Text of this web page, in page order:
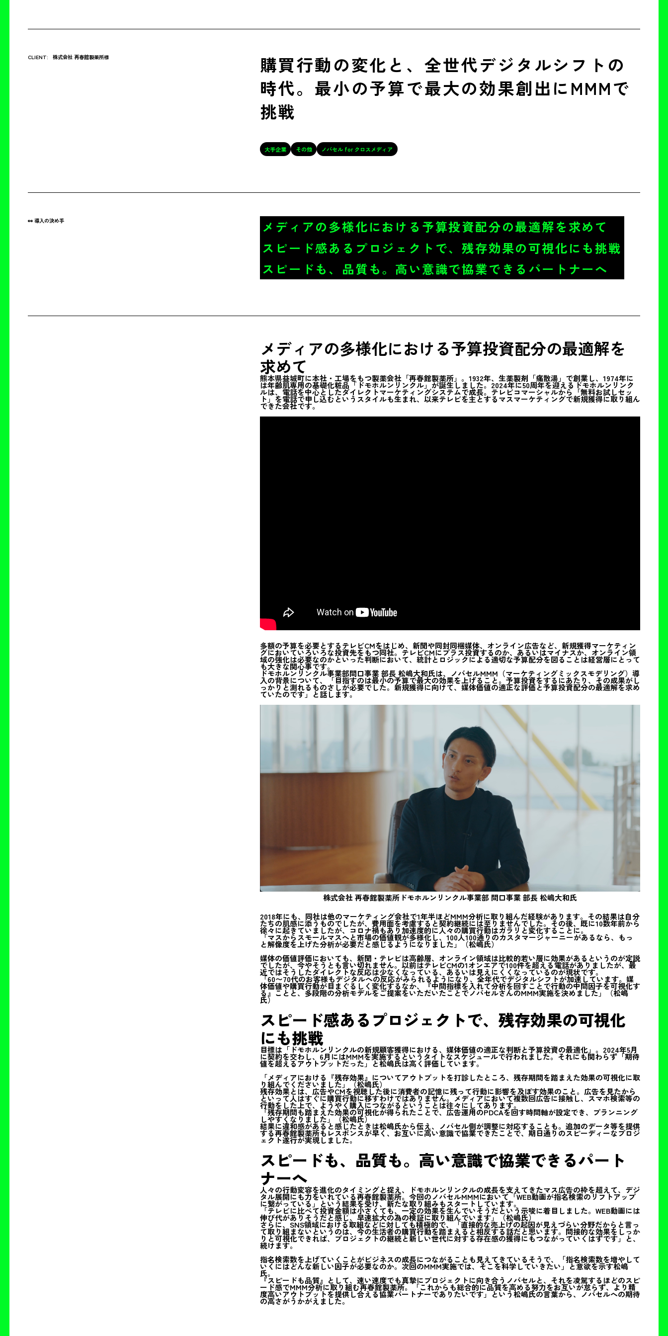
CLIENT: 株式会社 再春館製薬所様
購買行動の変化と、全世代デジタルシフトの
時代。最小の予算で最大の効果創出にMMMで
挑戦
大手企業 その他 ノバセル for クロスメディア
👀 導入の決め手
メディアの多様化における予算投資配分の最適解を求めて
スピード感あるプロジェクトで、残存効果の可視化にも挑戦
スピードも、品質も。高い意識で協業できるパートナーへ
メディアの多様化における予算投資配分の最適解を
求めて
熊本県益城町に本社・工場をもつ製薬会社「再春館製薬所」。1932年、生薬製剤「痛散湯」で創業し、1974年に
は年齢肌専用の基礎化粧品「ドモホルンリンクル」が誕生しました。2024年に50周年を迎えるドモホルンリンク
ルは、電話を中心としたダイレクトマーケティングシステムで成長。テレビコマーシャルから「無料お試しセッ
ト」を電話で申し込むというスタイルも生まれ、以来テレビを主とするマスマーケティングで新規獲得に取り組ん
できた会社です。
多額の予算を必要とするテレビCMをはじめ、新聞や同封同梱媒体、オンライン広告など、新規獲得マーケティン
グにおいていろいろな投資先をもつ同社。テレビCMにプラス投資するのか、あるいはマイナスか、オンライン領
域の強化は必要なのかといった判断において、統計とロジックによる適切な予算配分を図ることは経営層にとって
も大きな関心事です。
ドモホルンリンクル事業部間口事業 部長 松嶋大和氏は、ノバセルMMM（マーケティングミックスモデリング）導
入の背景について、「目指すのは最小の予算で最大の効果を上げること。予算投資をするにあたり、その成果がし
っかりと測れるものさしが必要でした。新規獲得に向けて、媒体価値の適正な評価と予算投資配分の最適解を求め
ていたのです」と話します。
株式会社 再春館製薬所ドモホルンリンクル事業部 間口事業 部長 松嶋大和氏
2018年にも、同社は他のマーケティング会社で1年半ほどMMM分析に取り組んだ経験があります。その結果は自分
たちの肌感に添うものでしたが、費用面を考慮すると契約継続には至りませんでした。その後、既に10数年前から
徐々に起きていましたが、コロナ禍もあり加速度的に人々の購買行動はガラリと変化することに。
「マスからスモールマスへと市場の価値観が多様化し、100人100通りのカスタマージャーニーがあるなら、もっ
と解像度を上げた分析が必要だと感じるようになりました」（松嶋氏）
媒体の価値評価においても、新聞・テレビは高齢層、オンライン領域は比較的若い層に効果があるというのが定説
でしたが、今やそうとも言い切れません。以前はテレビCMの1オンエアで100件を超える電話がありましたが、最
近ではそうしたダイレクトな反応は少なくなっている、あるいは見えにくくなっているのが現状です。
「60〜70代のお客様もデジタルへの反応がみられるようになり、全年代でデジタルシフトが加速しています。媒
体価値や購買行動が目まぐるしく変化するなか、『中間指標を入れて分析を回すことで行動の中間因子を可視化す
る』ことと、多段階の分析モデルをご提案をいただいたことでノバセルさんのMMM実施を決めました」（松嶋
氏）
スピード感あるプロジェクトで、残存効果の可視化
にも挑戦
目標は「ドモホルンリンクルの新規顧客獲得における、媒体価値の適正な判断と予算投資の最適化」。2024年5月
に契約を交わし、6月にはMMMを実施するというタイトなスケジュールで行われました。それにも関わらず「期待
値を超えるアウトプットだった」と松嶋氏は高く評価しています。
「メディアにおける『残存効果』についてアウトプットを打診したところ、残存期間を踏まえた効果の可視化に取
り組んでくださいました」（松嶋氏）
残存効果とは、広告やCMを視聴した後に消費者の記憶に残って行動に影響を及ぼす効果のこと。広告を見たから
といって人はすぐに購買行動に移すわけではありません。メディアにおいて複数回広告に接触し、スマホ検索等の
行動をした上で、ようやく購入につながるということは往々にしてあります。
「残存期間も踏まえた効果の可視化が得られたことで、広告運用のPDCAを回す時間軸が設定でき、プランニング
しやすくなりました」（松嶋氏）
結果に違和感があると感じたときは松嶋氏から伝え、ノバセル側が調整に対応することも。追加のデータ等を提供
する再春館製薬所もレスポンスが早く、お互いに高い意識で協業できたことで、期日通りのスピーディーなプロジ
ェクト遂行が実現しました。
スピードも、品質も。高い意識で協業できるパート
ナーへ
人々の行動変容を進化のタイミングと捉え、ドモホルンリンクルの成長を支えてきたマス広告の枠を超えて、デジ
タル展開にも力をいれている再春館製薬所。今回のノバセルMMMにおいて「WEB動画が指名検索のリフトアップ
に繋がっている」という結果を受け、新たな取り組みもスタートしています。
「テレビに比べて投資金額は小さくても、一定の効果を生んでいそうだという示唆に着目しました。WEB動画には
伸び代がありそうだと感じ、早速拡大の為の検証に取り組んでいます」（松嶋氏）
さらに、SNS領域における取組などに対しても積極的で、「直接的な売上げの起因が見えづらい分野だからと言っ
て取り組まないというのは、今の生活者の購買行動を踏まえると相反する話だと思います。間接的な効果をしっか
りと可視化できれば、プロジェクトの継続と新しい世代に対する存在感の獲得にもつながっていくはずです」と、
続けます。
指名検索数を上げていくことがビジネスの成長につながることも見えてきているそうで、「指名検索数を増やして
いくにはどんな新しい因子が必要なのか。次回のMMM実施では、そこを科学していきたい」と意欲を示す松嶋
氏。
『スピードも品質』として、速い速度でも真摯にプロジェクトに向き合うノバセルと、それを凌駕するほどのスピ
ード感でMMM分析に取り組む再春館製薬所。「これからも総合的に品質を高める努力をお互いが怠らず、より精
度高いアウトプットを提供し合える協業パートナーでありたいです」という松嶋氏の言葉から、ノバセルへの期待
の高さがうかがえました。